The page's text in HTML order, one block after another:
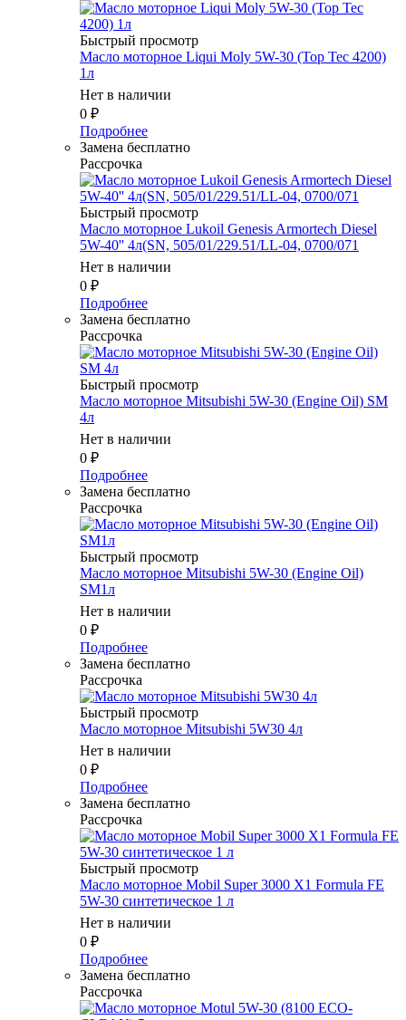
Быстрый просмотр
Масло моторное Liqui Moly 5W-30 (Top Tec 4200)
1л
Нет в наличии
0 ₽
Подробнее
Замена бесплатно
Рассрочка
Быстрый просмотр
Масло моторное Lukoil Genesis Armortech Diesel
5W-40'' 4л(SN, 505/01/229.51/LL-04, 0700/071
Нет в наличии
0 ₽
Подробнее
Замена бесплатно
Рассрочка
Быстрый просмотр
Масло моторное Mitsubishi 5W-30 (Engine Oil) SM
4л
Нет в наличии
0 ₽
Подробнее
Замена бесплатно
Рассрочка
Быстрый просмотр
Масло моторное Mitsubishi 5W-30 (Engine Oil)
SM1л
Нет в наличии
0 ₽
Подробнее
Замена бесплатно
Рассрочка
Быстрый просмотр
Масло моторное Mitsubishi 5W30 4л
Нет в наличии
0 ₽
Подробнее
Замена бесплатно
Рассрочка
Быстрый просмотр
Масло моторное Mobil Super 3000 X1 Formula FE
5W-30 синтетическое 1 л
Нет в наличии
0 ₽
Подробнее
Замена бесплатно
Рассрочка